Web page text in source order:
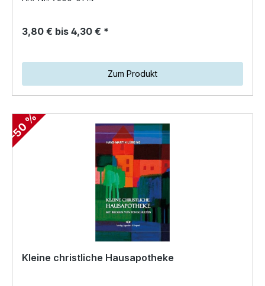
3,80 € bis 4,30 € *
Zum Produkt
-50 %
Kleine christliche Hausapotheke